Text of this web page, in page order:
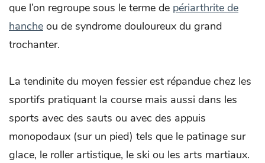
que l’on regroupe sous le terme de périarthrite de
hanche ou de syndrome douloureux du grand
trochanter.
La tendinite du moyen fessier est répandue chez les
sportifs pratiquant la course mais aussi dans les
sports avec des sauts ou avec des appuis
monopodaux (sur un pied) tels que le patinage sur
glace, le roller artistique, le ski ou les arts martiaux.